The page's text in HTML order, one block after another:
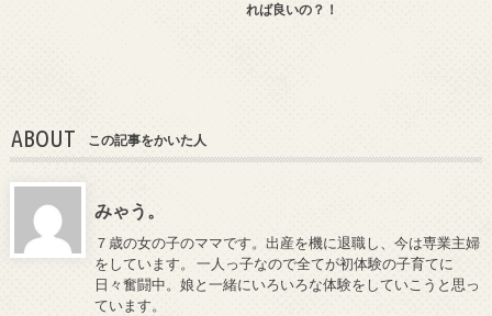
れば良いの？！
ABOUT この記事をかいた人
みゃう。
７歳の女の子のママです。出産を機に退職し、今は専業主婦
をしています。 一人っ子なので全てが初体験の子育てに
日々奮闘中。娘と一緒にいろいろな体験をしていこうと思っ
ています。